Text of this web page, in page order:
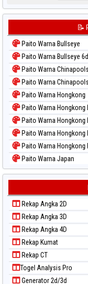
📝
Paito Warna Bullseye
Paito Warna Bullseye 6d
Paito Warna Chinapools
Paito Warna
Paito Warna Hongkong
Paito Warna Hongkong
Paito Warna Hongkong
Paito Warna Hongkong
Paito Warna Hongkong
Paito Warna Japan
Paito Warna Japan 6d
Paito Warna Kuda Lari
Paito Warna Magnum
Paito Warna Nagoya
Paito Warna New York
Paito Warna North
Paito Warna Pcso
Paito Warna
Rekap Angka 2D
Rekap Angka 3D
Rekap Angka 4D
Rekap Kumat
Rekap CT
Togel Analysis Pro
Generator 2d/3d